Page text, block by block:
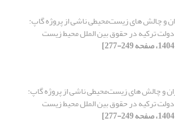
و چالش های زیست‌محیطی ناشی از پروژه گاپ:
ترکیه در حقوق بین الملل محیط زیست
و چالش های زیست‌محیطی ناشی از پروژه گاپ:
ترکیه در حقوق بین الملل محیط زیست